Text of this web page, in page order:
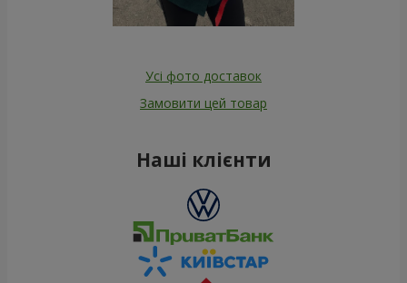
Усі фото доставок
Замовити цей товар
Наші клієнти